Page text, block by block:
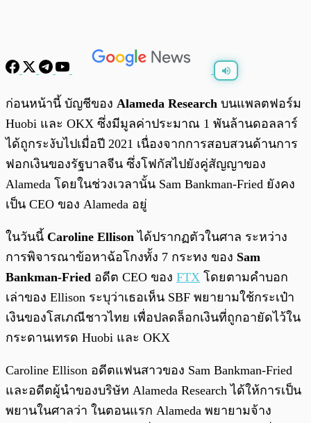
พร้อมเล่น
ก่อนหน้านี้ บัญชีของ Alameda Research บนแพลตฟอร์ม
Huobi และ OKX ซึ่งมีมูลค่าประมาณ 1 พันล้านดอลลาร์
ได้ถูกระงับไปเมื่อปี 2021 เนื่องจากการสอบสวนด้านการ
ฟอกเงินของรัฐบาลจีน ซึ่งโฟกัสไปยังคู่สัญญาของ
Alameda โดยในช่วงเวลานั้น Sam Bankman-Fried ยังคง
เป็น CEO ของ Alameda อยู่
ในวันนี้ Caroline Ellison ได้ปรากฏตัวในศาล ระหว่าง
การพิจารณาข้อหาฉ้อโกงทั้ง 7 กระทง ของ Sam
Bankman-Fried อดีต CEO ของ FTX โดยตามคำบอก
เล่าของ Ellison ระบุว่าเธอเห็น SBF พยายามใช้กระเป๋า
เงินของโสเภณีชาวไทย เพื่อปลดล็อกเงินที่ถูกอายัดไว้ใน
กระดานเทรด Huobi และ OKX
Caroline Ellison อดีตแฟนสาวของ Sam Bankman-Fried
และอดีตผู้นำของบริษัท Alameda Research ได้ให้การเป็น
พยานในศาลว่า ในตอนแรก Alameda พยายามจ้าง